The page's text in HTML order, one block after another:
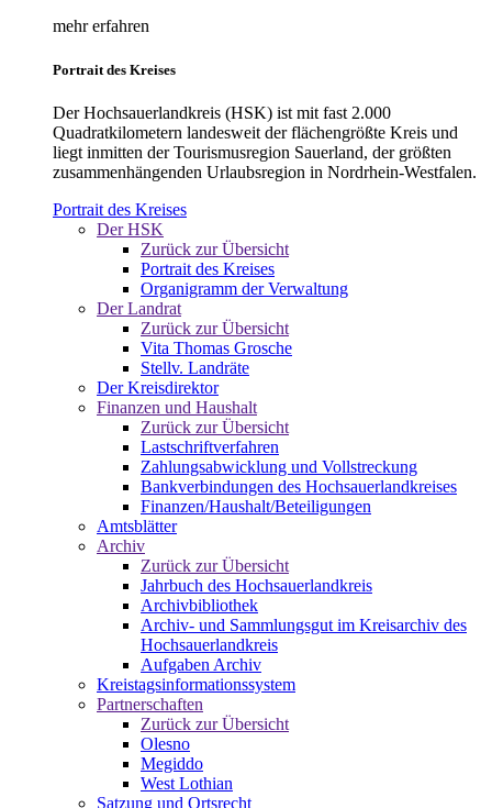
mehr erfahren
Portrait des Kreises
Der Hochsauerlandkreis (HSK) ist mit fast 2.000
Quadratkilometern landesweit der flächengrößte Kreis und
liegt inmitten der Tourismusregion Sauerland, der größten
zusammenhängenden Urlaubsregion in Nordrhein-Westfalen.
Portrait des Kreises
Der HSK
Zurück zur Übersicht
Portrait des Kreises
Organigramm der Verwaltung
Der Landrat
Zurück zur Übersicht
Vita Thomas Grosche
Stellv. Landräte
Der Kreisdirektor
Finanzen und Haushalt
Zurück zur Übersicht
Lastschriftverfahren
Zahlungsabwicklung und Vollstreckung
Bankverbindungen des Hochsauerlandkreises
Finanzen/Haushalt/Beteiligungen
Amtsblätter
Archiv
Zurück zur Übersicht
Jahrbuch des Hochsauerlandkreis
Archivbibliothek
Archiv- und Sammlungsgut im Kreisarchiv des
Hochsauerlandkreis
Aufgaben Archiv
Kreistagsinformationssystem
Partnerschaften
Zurück zur Übersicht
Olesno
Megiddo
West Lothian
Satzung und Ortsrecht